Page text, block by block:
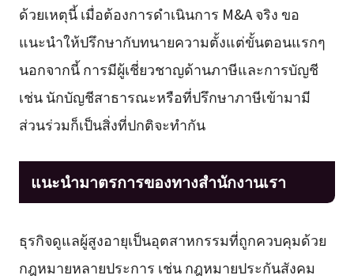
ด้วยเหตุนี้ เมื่อต้องการดำเนินการ M&A จริง ขอ
แนะนำให้ปรึกษากับทนายความตั้งแต่ขั้นตอนแรกๆ
นอกจากนี้ การมีผู้เชี่ยวชาญด้านภาษีและการบัญชี
เช่น นักบัญชีสาธารณะหรือที่ปรึกษาภาษีเข้ามามี
ส่วนร่วมก็เป็นสิ่งที่ปกติจะทำกัน
แนะนำมาตรการของทางสำนักงานเรา
ธุรกิจดูแลผู้สูงอายุเป็นอุตสาหกรรมที่ถูกควบคุมด้วย
กฎหมายหลายประการ เช่น กฎหมายประกันสังคม